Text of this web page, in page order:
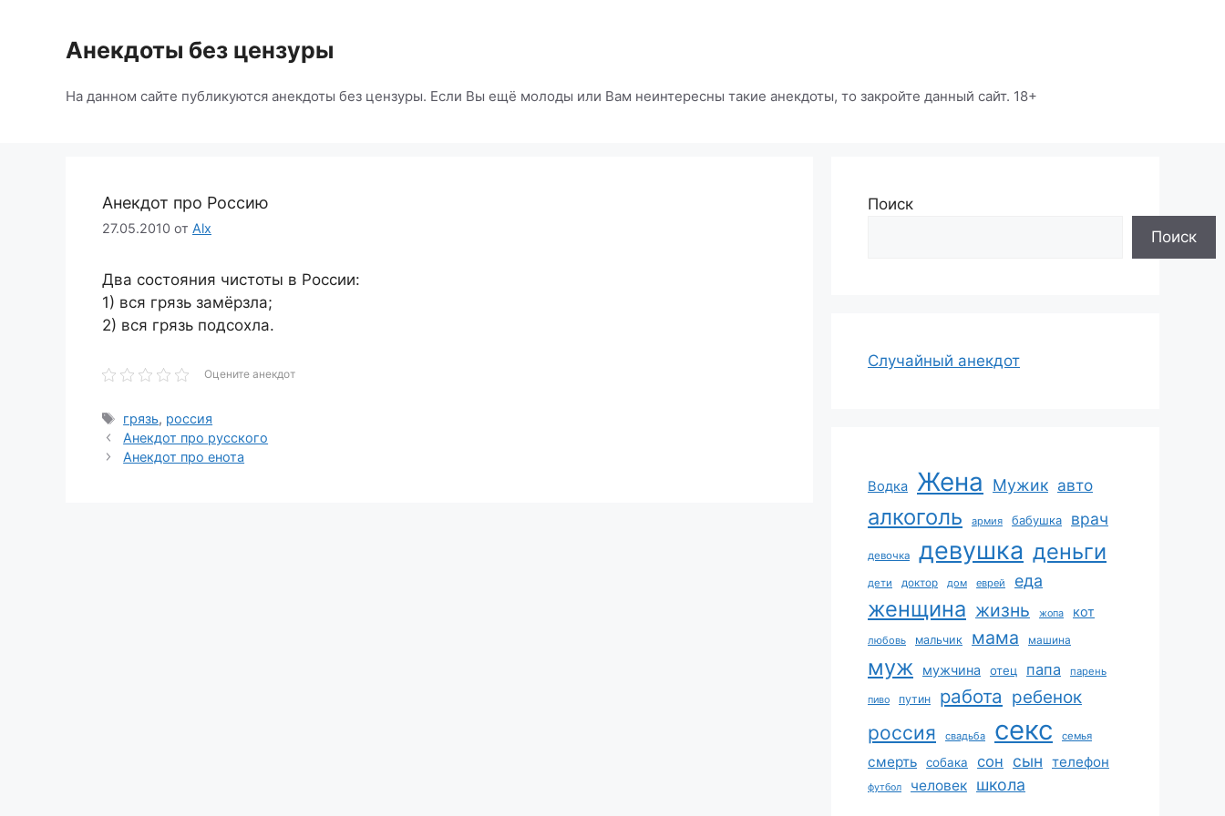
содержимомуАнекдоты без цензуры
На данном сайте публикуются анекдоты без цензуры. Если Вы ещё молоды или Вам неинтересны такие анекдоты, то закройте данный сайт. 18+
Анекдот про Россию
27.05.2010 от Alx
Два состояния чистоты в России:
1) вся грязь замёрзла;
2) вся грязь подсохла.
Оцените анекдот
Метки
грязь, россия
Анекдот про русского
Анекдот про енота
Поиск
Поиск
Случайный анекдот
Водка Жена Мужик авто
алкоголь армия бабушка врач
девочка девушка деньги
дети доктор дом еврей еда
женщина жизнь жопа кот
любовь мальчик мама машина
муж мужчина отец папа парень
пиво путин работа ребенок
россия свадьба секс семья
смерть собака сон сын телефон
футбол человек школа